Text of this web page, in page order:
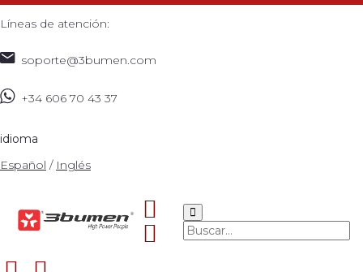
Líneas de atención:
soporte@3bumen.com
+34 606 70 43 37
idioma
Español / Inglés